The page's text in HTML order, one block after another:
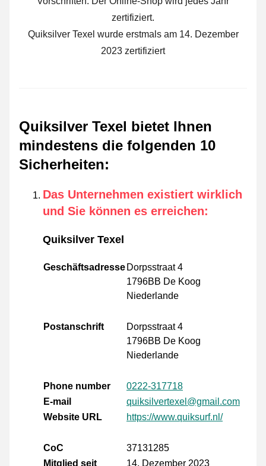
zertifiziert.
Quiksilver Texel wurde erstmals am 14. Dezember
2023 zertifiziert
Quiksilver Texel bietet Ihnen
mindestens die folgenden 10
Sicherheiten:
Das Unternehmen existiert wirklich
und Sie können es erreichen:
Quiksilver Texel
Geschäftsadresse Dorpsstraat 4
1796BB De Koog
Niederlande
Postanschrift
Dorpsstraat 4
1796BB De Koog
Niederlande
Phone number
0222-317718
E-mail
quiksilvertexel@gmail.com
Website URL
https://www.quiksurf.nl/
CoC
37131285
Mitglied seit
14. Dezember 2023